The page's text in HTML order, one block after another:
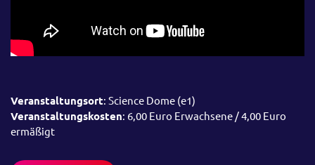
Veranstaltungsort: Science Dome (e1)
Veranstaltungskosten: 6,00 Euro Erwachsene / 4,00 Euro
ermäßigt